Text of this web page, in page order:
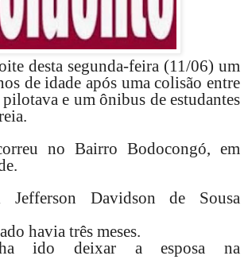
desta segunda-feira (11/06) um
de idade após uma colisão entre
e um ônibus de estudantes
no Bairro Bodocongó, em
Davidson de Sousa
havia três meses.
ido deixar a esposa na